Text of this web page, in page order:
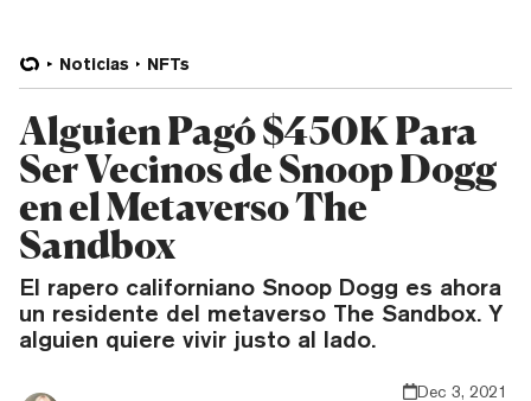
Noticias NFTs
Alguien Pagó $450K Para
Ser Vecinos de Snoop Dogg
en el Metaverso The
Sandbox
El rapero californiano Snoop Dogg es ahora
un residente del metaverso The Sandbox. Y
alguien quiere vivir justo al lado.
Dec 3, 2021